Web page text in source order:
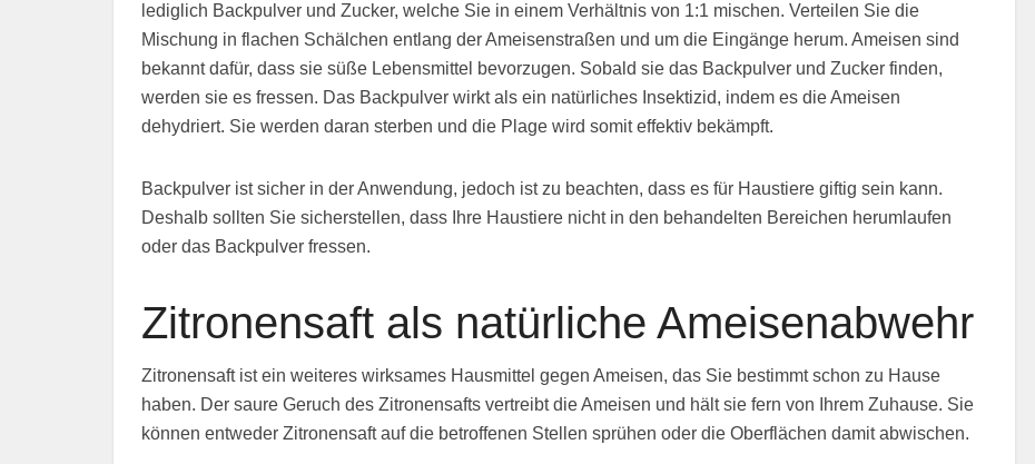
lediglich Backpulver und Zucker, welche Sie in einem Verhältnis von 1:1 mischen. Verteilen Sie die
Mischung in flachen Schälchen entlang der Ameisenstraßen und um die Eingänge herum. Ameisen sind
bekannt dafür, dass sie süße Lebensmittel bevorzugen. Sobald sie das Backpulver und Zucker finden,
werden sie es fressen. Das Backpulver wirkt als ein natürliches Insektizid, indem es die Ameisen
dehydriert. Sie werden daran sterben und die Plage wird somit effektiv bekämpft.
Backpulver ist sicher in der Anwendung, jedoch ist zu beachten, dass es für Haustiere giftig sein kann.
Deshalb sollten Sie sicherstellen, dass Ihre Haustiere nicht in den behandelten Bereichen herumlaufen
oder das Backpulver fressen.
Zitronensaft als natürliche Ameisenabwehr
Zitronensaft ist ein weiteres wirksames Hausmittel gegen Ameisen, das Sie bestimmt schon zu Hause
haben. Der saure Geruch des Zitronensafts vertreibt die Ameisen und hält sie fern von Ihrem Zuhause. Sie
können entweder Zitronensaft auf die betroffenen Stellen sprühen oder die Oberflächen damit abwischen.